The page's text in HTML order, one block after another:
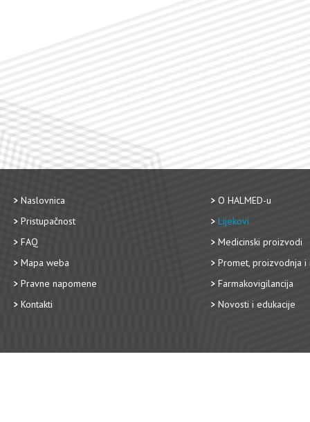
Naslovnica
Pristupačnost
FAQ
Mapa weba
Pravne napomene
Kontakti
O HALMED-u
Lijekovi
Medicinski proizvodi
Promet, proizvodnja i
Farmakovigilancija
Novosti i edukacije